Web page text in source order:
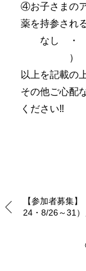
④お子さまの
薬を持参され
な
）
以上を記載の
その他ご心配
ください‼
【参加者募集
24・8/26～31）